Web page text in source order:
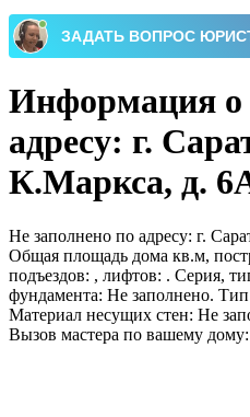
Информация о
адресу: г.
К.Маркса, д.
Не заполнено по адресу: г.
Общая площадь дома кв.м,
подъездов: , лифтов: . Серия,
фундамента: Не заполнено.
Материал несущих стен: Не
Вызов мастера по вашему дому: